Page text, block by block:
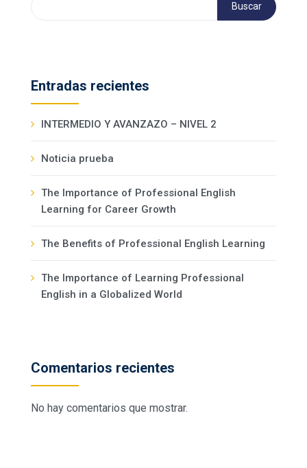
Buscar
Entradas recientes
INTERMEDIO Y AVANZAZO – NIVEL 2
Noticia prueba
The Importance of Professional English
Learning for Career Growth
The Benefits of Professional English Learning
The Importance of Learning Professional
English in a Globalized World
Comentarios recientes
No hay comentarios que mostrar.